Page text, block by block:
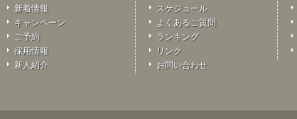
新着情報
スケジュール
キャンペーン
よくあるご質問
ご予約
ランキング
採用情報
リンク
新人紹介
お問い合わせ